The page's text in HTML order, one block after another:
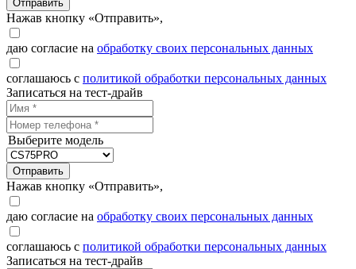
Отправить
Нажав кнопку «Отправить»,
даю согласие на обработку своих персональных данных
соглашаюсь с политикой обработки персональных данных
Записаться на тест-драйв
Выберите модель
Отправить
Нажав кнопку «Отправить»,
даю согласие на обработку своих персональных данных
соглашаюсь с политикой обработки персональных данных
Записаться на тест-драйв